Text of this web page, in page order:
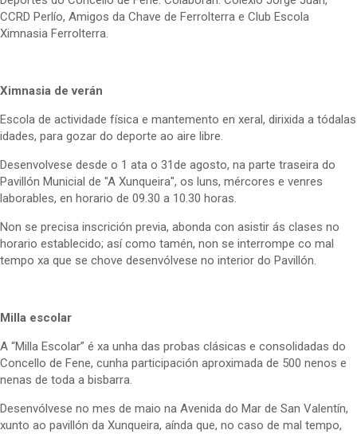
CCRD Perlío, Amigos da Chave de Ferrolterra e Club Escola
Ximnasia Ferrolterra.
Ximnasia de verán
Escola de actividade física e mantemento en xeral, dirixida a tódalas
idades, para gozar do deporte ao aire libre.
Desenvolvese desde o 1 ata o 31de agosto, na parte traseira do
Pavillón Municial de "A Xunqueira", os luns, mércores e venres
laborables, en horario de 09.30 a 10.30 horas.
Non se precisa inscrición previa, abonda con asistir ás clases no
horario establecido; así como tamén, non se interrompe co mal
tempo xa que se chove desenvólvese no interior do Pavillón.
Milla escolar
A “Milla Escolar” é xa unha das probas clásicas e consolidadas do
Concello de Fene, cunha participación aproximada de 500 nenos e
nenas de toda a bisbarra.
Desenvólvese no mes de maio na Avenida do Mar de San Valentín,
xunto ao pavillón da Xunqueira, aínda que, no caso de mal tempo,